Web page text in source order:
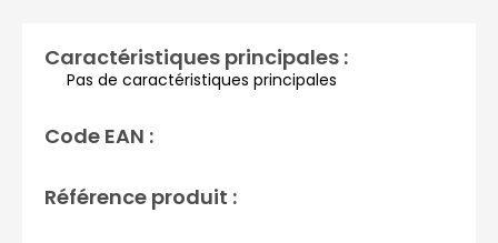
Caractéristiques principales :
Pas de caractéristiques principales
Code EAN :
Référence produit :